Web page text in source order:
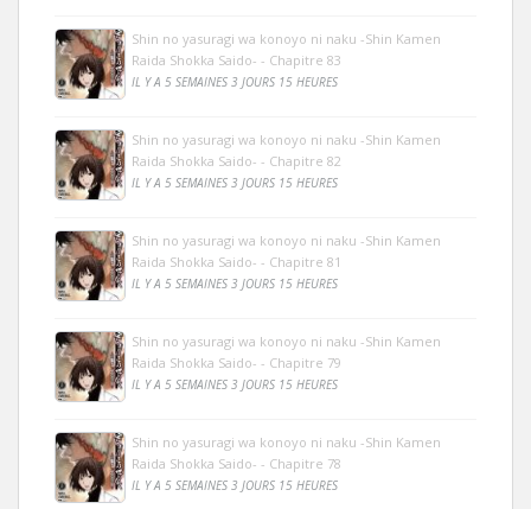
Shin no yasuragi wa konoyo ni naku -Shin Kamen
Raida Shokka Saido- - Chapitre 83
IL Y A 5 SEMAINES 3 JOURS 15 HEURES
Shin no yasuragi wa konoyo ni naku -Shin Kamen
Raida Shokka Saido- - Chapitre 82
IL Y A 5 SEMAINES 3 JOURS 15 HEURES
Shin no yasuragi wa konoyo ni naku -Shin Kamen
Raida Shokka Saido- - Chapitre 81
IL Y A 5 SEMAINES 3 JOURS 15 HEURES
Shin no yasuragi wa konoyo ni naku -Shin Kamen
Raida Shokka Saido- - Chapitre 79
IL Y A 5 SEMAINES 3 JOURS 15 HEURES
Shin no yasuragi wa konoyo ni naku -Shin Kamen
Raida Shokka Saido- - Chapitre 78
IL Y A 5 SEMAINES 3 JOURS 15 HEURES